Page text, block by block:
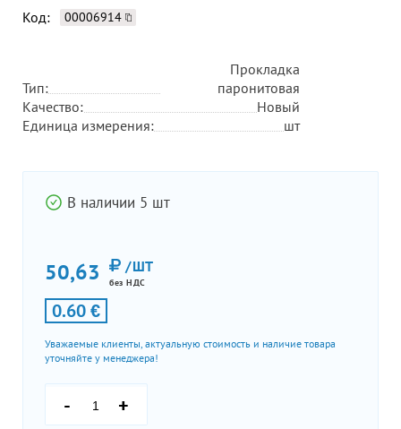
Код: 00006914
Тип:
Прокладка
паронитовая
Качество:
Новый
Единица измерения:
шт
В наличии 5 шт
50,63 /ШТ
без НДС
0.60 €
Уважаемые клиенты, актуальную стоимость и наличие товара
уточняйте у менеджера!
- +